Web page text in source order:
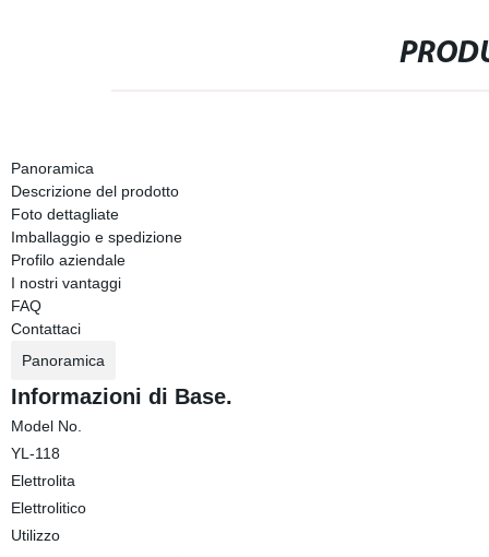
Panoramica
Descrizione del prodotto
Foto dettagliate
Imballaggio e spedizione
Profilo aziendale
I nostri vantaggi
FAQ
Contattaci
Panoramica
Informazioni di Base.
Model No.
YL-118
Elettrolita
Elettrolitico
Utilizzo